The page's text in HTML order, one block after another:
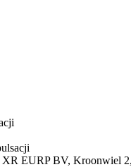
XR EURP BV, Kroonwiel 2